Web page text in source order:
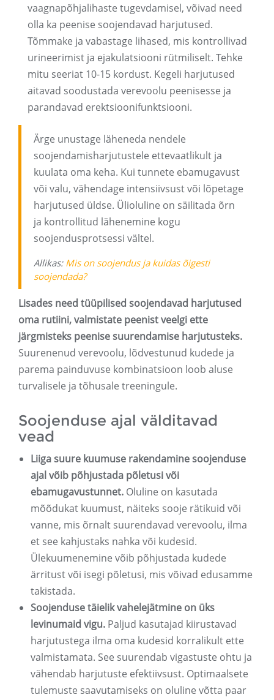
vaagnapõhjalihaste tugevdamisel, võivad need
olla ka peenise soojendavad harjutused.
Tõmmake ja vabastage lihased, mis kontrollivad
urineerimist ja ejakulatsiooni rütmiliselt. Tehke
mitu seeriat 10-15 kordust. Kegeli harjutused
aitavad soodustada verevoolu peenisesse ja
parandavad erektsioonifunktsiooni.
Ärge unustage läheneda nendele
soojendamisharjutustele ettevaatlikult ja
kuulata oma keha. Kui tunnete ebamugavust
või valu, vähendage intensiivsust või lõpetage
harjutused üldse. Ülioluline on säilitada õrn
ja kontrollitud lähenemine kogu
soojendusprotsessi vältel.
Allikas: Mis on soojendus ja kuidas õigesti
soojendada?
Lisades need tüüpilised soojendavad harjutused
oma rutiini, valmistate peenist veelgi ette
järgmisteks peenise suurendamise harjutusteks.
Suurenenud verevoolu, lõdvestunud kudede ja
parema painduvuse kombinatsioon loob aluse
turvalisele ja tõhusale treeningule.
Soojenduse ajal välditavad
vead
Liiga suure kuumuse rakendamine soojenduse
ajal võib põhjustada põletusi või
ebamugavustunnet. Oluline on kasutada
mõõdukat kuumust, näiteks sooje rätikuid või
vanne, mis õrnalt suurendavad verevoolu, ilma
et see kahjustaks nahka või kudesid.
Ülekuumenemine võib põhjustada kudede
ärritust või isegi põletusi, mis võivad edusamme
takistada.
Soojenduse täielik vahelejätmine on üks
levinumaid vigu. Paljud kasutajad kiirustavad
harjutustega ilma oma kudesid korralikult ette
valmistamata. See suurendab vigastuste ohtu ja
vähendab harjutuste efektiivsust. Optimaalsete
tulemuste saavutamiseks on oluline võtta paar